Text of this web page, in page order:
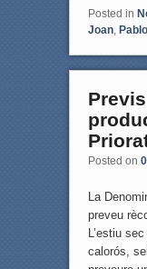
Posted in
Joan, Pablo
Posted on
La
preveu
L’estiu
calorós,